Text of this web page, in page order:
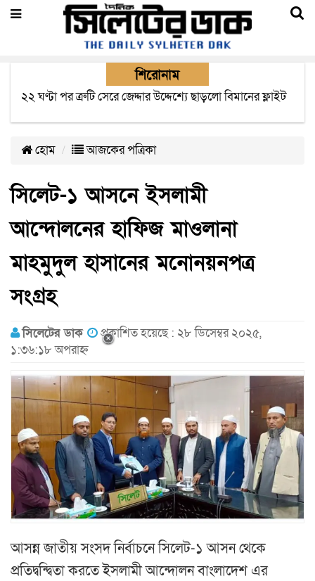
শিরোনাম
বাংলাদেশে এসে মার্কিন দূতের ভারতের হাই কমিশনারের সাথে
হোম আজকের পত্রিকা
সিলেট-১ আসনে ইসলামী
আন্দোলনের হাফিজ মাওলানা
মাহমুদুল হাসানের মনোনয়নপত্র
সংগ্রহ
সিলেটের ডাক
প্রকাশিত হয়েছে : ২৮ ডিসেম্বর ২০২৫,
১:৩৬:১৮ অপরাহ্ন
আসন্ন জাতীয় সংসদ নির্বাচনে সিলেট-১ আসন থেকে
প্রতিদ্বন্দ্বিতা করতে ইসলামী আন্দোলন বাংলাদেশ এর